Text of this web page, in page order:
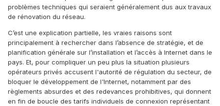
problèmes techniques qui seraient généralement dus aux travaux
de rénovation du réseau.
C’est une explication partielle, les vraies raisons sont
principalement à rechercher dans l’absence de stratégie, et de
planification générale sur l’installation et l’accès à Internet dans le
pays. Et, pour compliquer un peu plus la situation plusieurs
opérateurs privés accusent l'autorité de régulation du secteur, de
bloquer le développement de l'Internet, notamment par des
règlements absurdes et des redevances prohibitives, qui donnent
en fin de boucle des tarifs individuels de connexion représentant